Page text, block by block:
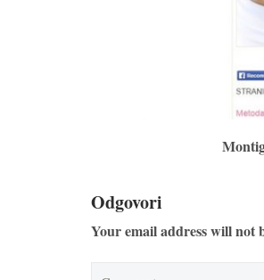
Odgovori
Your email address will not